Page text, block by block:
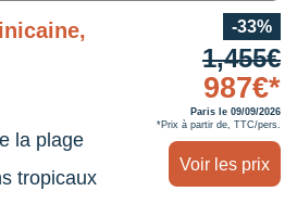
la plage
tropicaux
-33%
1,455€
987€*
Paris le 09/09/2026
*Prix à partir de, TTC/pers.
Voir les prix